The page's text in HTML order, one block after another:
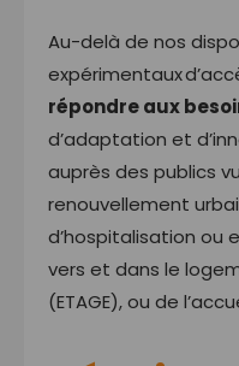
Au-delà de nos
expérimentaux
répondre aux
d’adaptation et
auprès des publics
renouvellement
d’hospitalisation ou
vers et dans le
(ETAGE), ou de